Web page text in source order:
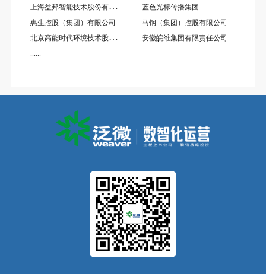
上
海益邦智能技术股份有限公司
蓝色光标传播集团
惠生控股（集团）有限公司
马钢（集团）控股有限公司
北
京高能时代环境技术股份有限公司
安徽皖维集团有限责任公司